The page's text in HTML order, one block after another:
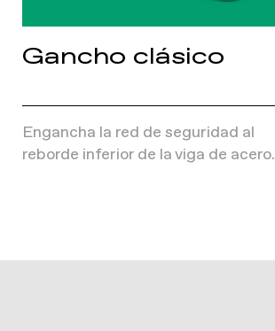
Gancho clásico
Engancha la red de seguridad al
reborde inferior de la viga de acero.